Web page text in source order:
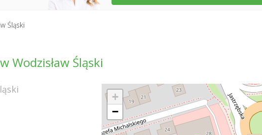
Śląski
Wodzisław Śląski
+
−